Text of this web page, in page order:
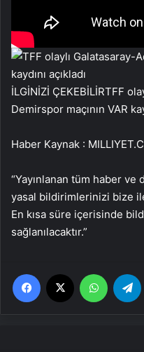
İLGİNİZİ ÇEKEBİLİRTFF
Demirspor maçının VAR
Haber Kaynak :
“Yayınlanan tüm haber
yasal bildirimlerinizi bize
En kısa süre içerisinde
sağlanılacaktır.”
Facebook